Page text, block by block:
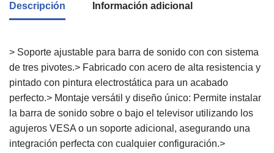
Descripción Información adicional
> Soporte ajustable para barra de sonido con con sistema
de tres pivotes.> Fabricado con acero de alta resistencia y
pintado con pintura electrostática para un acabado
perfecto.> Montaje versátil y diseño único: Permite instalar
la barra de sonido sobre o bajo el televisor utilizando los
agujeros VESA o un soporte adicional, asegurando una
integración perfecta con cualquier configuración.>